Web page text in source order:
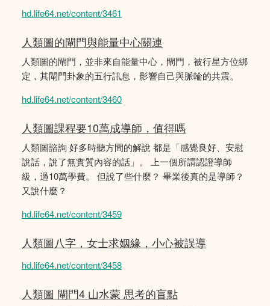
hd.life64.net/content/3461
人類圖的閘門與能量中心關連
人類圖的閘門，並非來自能量中心，閘門，被行星方位綁
定，其閘門卦象的五行訊息，影響自己與脈輪的共震。
hd.life64.net/content/3460
人類圖課程要10萬成導師，值得嗎
人類圖諮詢 好多時聽方間的解說 都是「感覺良好、安慰
說話，說了無實質內容的話」。 上一個所謂認證導師
級，過10萬學費。 但說了些什麼？ 畢業後真的是導師？
又說什麼？
hd.life64.net/content/3459
人類圖八字，女士求姻緣，小心被誤導
hd.life64.net/content/3458
人類圖 閘門4 山水蒙 思考的盲點